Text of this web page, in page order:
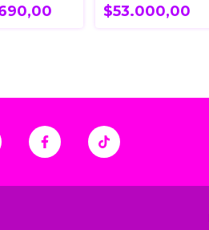
$53.000,00